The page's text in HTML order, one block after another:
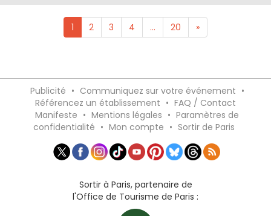
1 2 3 4 ... 20 »
Publicité • Communiquez sur votre événement •
Référencez un établissement • FAQ / Contact
Manifeste • Mentions légales • Paramètres de
confidentialité • Mon compte • Sortir de Paris
Sortir à Paris, partenaire de
l'Office de Tourisme de Paris :